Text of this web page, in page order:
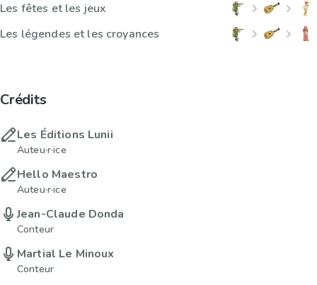
Les fêtes et les jeux
Les légendes et les croyances
Crédits
Les Éditions Lunii
Auteu·r·ice
Hello Maestro
Auteu·r·ice
Jean-Claude Donda
Conteur
Martial Le Minoux
Conteur